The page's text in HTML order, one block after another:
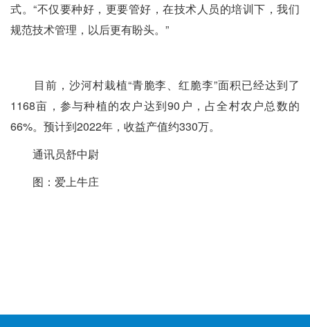
式。“不仅要种好，更要管好，在技术人员的培训下，我们
规范技术管理，以后更有盼头。”
目前，沙河村栽植“青脆李、红脆李”面积已经达到了
1168亩，参与种植的农户达到90户，占全村农户总数的
66%。预计到2022年，收益产值约330万。
通讯员舒中尉
图：爱上牛庄